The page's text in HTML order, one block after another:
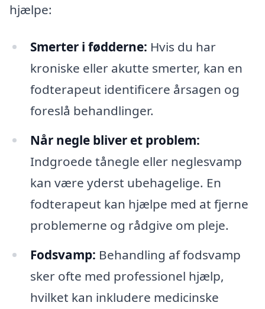
hjælpe:
Smerter i fødderne: Hvis du har
kroniske eller akutte smerter, kan en
fodterapeut identificere årsagen og
foreslå behandlinger.
Når negle bliver et problem:
Indgroede tånegle eller neglesvamp
kan være yderst ubehagelige. En
fodterapeut kan hjælpe med at fjerne
problemerne og rådgive om pleje.
Fodsvamp: Behandling af fodsvamp
sker ofte med professionel hjælp,
hvilket kan inkludere medicinske